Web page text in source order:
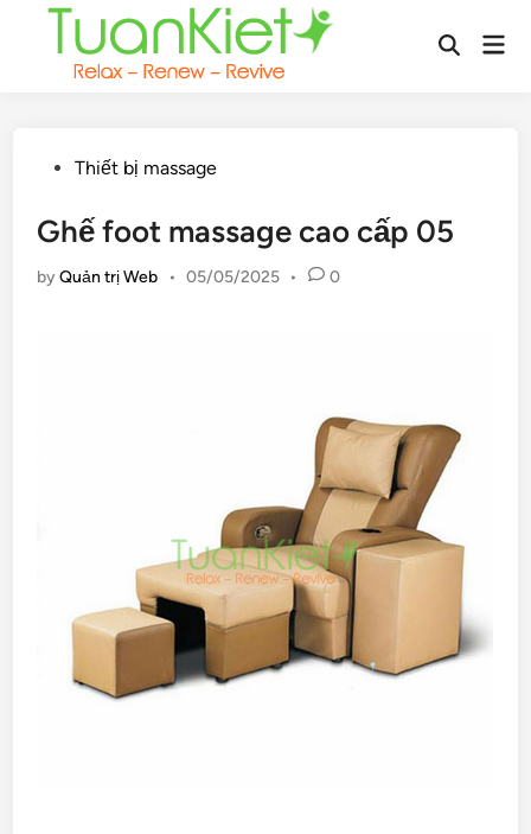
Open
PostedThiết bị massage
Ghế foot massage cao cấp 05
byQuản trị Web • 05/05/2025 • 0